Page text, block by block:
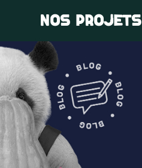
NOS PROJETS